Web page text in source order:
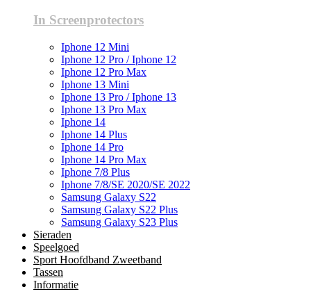
In Screenprotectors
Iphone 12 Mini
Iphone 12 Pro / Iphone 12
Iphone 12 Pro Max
Iphone 13 Mini
Iphone 13 Pro / Iphone 13
Iphone 13 Pro Max
Iphone 14
Iphone 14 Plus
Iphone 14 Pro
Iphone 14 Pro Max
Iphone 7/8 Plus
Iphone 7/8/SE 2020/SE 2022
Samsung Galaxy S22
Samsung Galaxy S22 Plus
Samsung Galaxy S23 Plus
Sieraden
Speelgoed
Sport Hoofdband Zweetband
Tassen
Informatie